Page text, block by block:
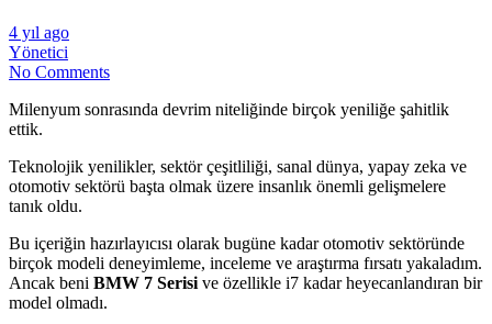
4 yıl ago
Yönetici
No Comments
Milenyum sonrasında devrim niteliğinde birçok yeniliğe şahitlik
ettik.
Teknolojik yenilikler, sektör çeşitliliği, sanal dünya, yapay zeka ve
otomotiv sektörü başta olmak üzere insanlık önemli gelişmelere
tanık oldu.
Bu içeriğin hazırlayıcısı olarak bugüne kadar otomotiv sektöründe
birçok modeli deneyimleme, inceleme ve araştırma fırsatı yakaladım.
Ancak beni BMW 7 Serisi ve özellikle i7 kadar heyecanlandıran bir
model olmadı.